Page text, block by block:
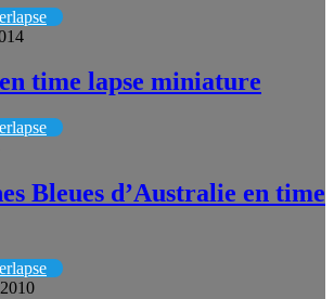
time lapse miniature
Bleues d’Australie en time